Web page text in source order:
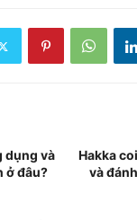
dụng và
ở đâu?
Hakka
và